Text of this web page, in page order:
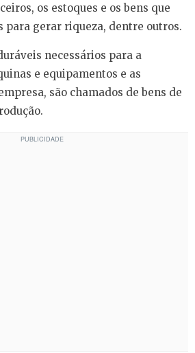
os estoques e os bens que
para gerar riqueza, dentre outros.
necessários para a
e equipamentos e as
são chamados de bens de